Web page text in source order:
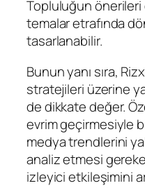
Topluluğun
temalar etrafında
tasarlanabilir.
Bunun yanı sıra,
stratejileri üzerine
de dikkate değer.
evrim geçirmesiyle
medya trendlerini
analiz etmesi
izleyici etkileşimini